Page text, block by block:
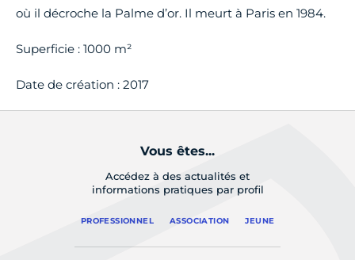
où il décroche la Palme d’or. Il meurt à Paris en 1984.
Superficie : 1000 m²
Date de création : 2017
Vous êtes...
Accédez à des actualités et
informations pratiques par profil
PROFESSIONNEL ASSOCIATION JEUNE